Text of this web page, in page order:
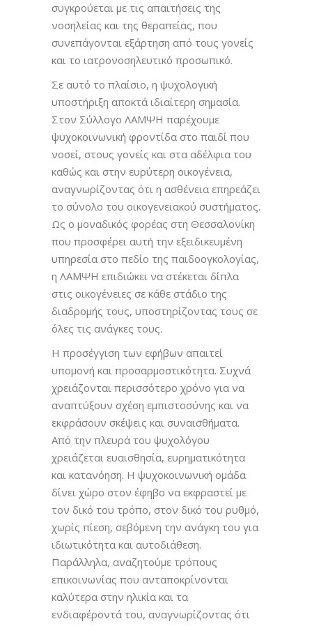
συγκρούεται με τις απαιτήσεις της
νοσηλείας και της θεραπείας, που
συνεπάγονται εξάρτηση από τους γονείς
και το ιατρονοσηλευτικό προσωπικό.
Σε αυτό το πλαίσιο, η ψυχολογική
υποστήριξη αποκτά ιδιαίτερη σημασία.
Στον Σύλλογο ΛΑΜΨΗ παρέχουμε
ψυχοκοινωνική φροντίδα στο παιδί που
νοσεί, στους γονείς και στα αδέλφια του
καθώς και στην ευρύτερη οικογένεια,
αναγνωρίζοντας ότι η ασθένεια επηρεάζει
το σύνολο του οικογενειακού συστήματος.
Ως ο μοναδικός φορέας στη Θεσσαλονίκη
που προσφέρει αυτή την εξειδικευμένη
υπηρεσία στο πεδίο της παιδοογκολογίας,
η ΛΑΜΨΗ επιδιώκει να στέκεται δίπλα
στις οικογένειες σε κάθε στάδιο της
διαδρομής τους, υποστηρίζοντας τους σε
όλες τις ανάγκες τους.
Η προσέγγιση των εφήβων απαιτεί
υπομονή και προσαρμοστικότητα. Συχνά
χρειάζονται περισσότερο χρόνο για να
αναπτύξουν σχέση εμπιστοσύνης και να
εκφράσουν σκέψεις και συναισθήματα.
Από την πλευρά του ψυχολόγου
χρειάζεται ευαισθησία, ευρηματικότητα
και κατανόηση. Η ψυχοκοινωνική ομάδα
δίνει χώρο στον έφηβο να εκφραστεί με
τον δικό του τρόπο, στον δικό του ρυθμό,
χωρίς πίεση, σεβόμενη την ανάγκη του για
ιδιωτικότητα και αυτοδιάθεση.
Παράλληλα, αναζητούμε τρόπους
επικοινωνίας που ανταποκρίνονται
καλύτερα στην ηλικία και τα
ενδιαφέροντά του, αναγνωρίζοντας ότι